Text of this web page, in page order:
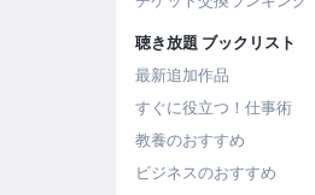
聴き放題 ブックリスト
最新追加作品
すぐに役立つ！仕事術
教養のおすすめ
ビジネスのおすすめ